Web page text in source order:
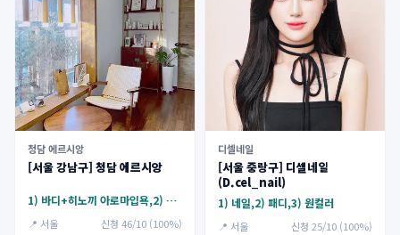
청담 에르시앙
[서울 강남구] 청담 에르시앙
1) 바디+히노끼 아로마입욕,2) 페이스+히노끼 아로마입욕
📍 서울 신청 46/10 (100%)
디셀네일
[서울 중랑구] 디셀네일
(D.cel_nail)
1) 네일,2) 패디,3) 원컬러
📍 서울 신청 25/10 (100%)